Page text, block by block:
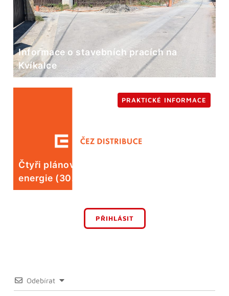
Informace o stavebních pracích na
Kvíkalce
Čtyři plánované odstávky elektrické
energie (30. 7.)
PRAKTICKÉ INFORMACE
PŘIHLÁSIT
Odebírat